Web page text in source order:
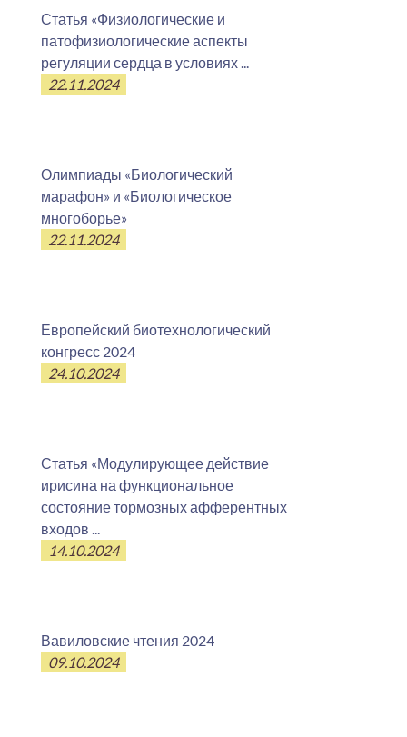
Статья «Физиологические и
патофизиологические аспекты
регуляции сердца в условиях ...
22.11.2024
Олимпиады «Биологический
марафон» и «Биологическое
многоборье»
22.11.2024
Европейский биотехнологический
конгресс 2024
24.10.2024
Статья «Модулирующее действие
ирисина на функциональное
состояние тормозных афферентных
входов ...
14.10.2024
Вавиловские чтения 2024
09.10.2024